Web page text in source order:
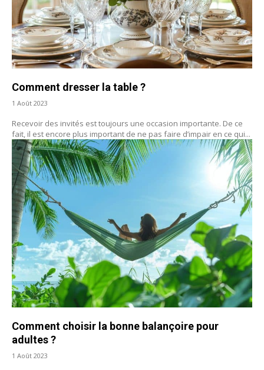
Comment dresser la table ?
1 Août 2023
Recevoir des invités est toujours une occasion importante. De ce
fait, il est encore plus important de ne pas faire d’impair en ce qui...
Comment choisir la bonne balançoire pour
adultes ?
1 Août 2023